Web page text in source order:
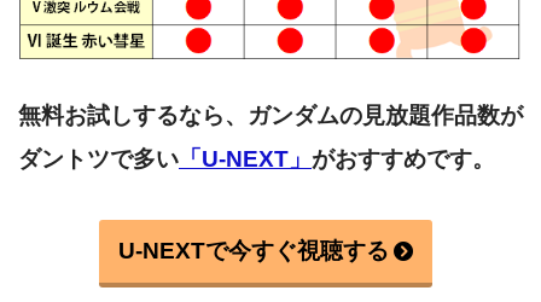
無料お試しするなら、ガンダムの見放題作品数が
ダントツで多い 「U-NEXT」 がおすすめです。
U-NEXTで今すぐ視聴する